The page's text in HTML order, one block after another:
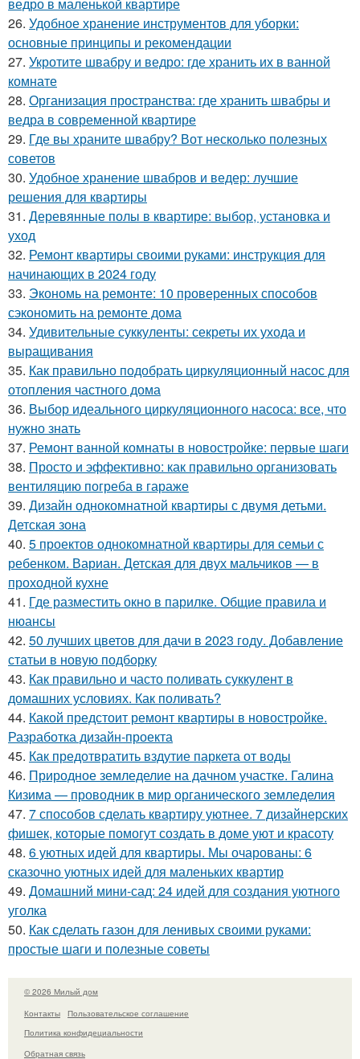
ведро в маленькой квартире
26. Удобное хранение инструментов для уборки:
основные принципы и рекомендации
27. Укротите швабру и ведро: где хранить их в ванной
комнате
28. Организация пространства: где хранить швабры и
ведра в современной квартире
29. Где вы храните швабру? Вот несколько полезных
советов
30. Удобное хранение швабров и ведер: лучшие
решения для квартиры
31. Деревянные полы в квартире: выбор, установка и
уход
32. Ремонт квартиры своими руками: инструкция для
начинающих в 2024 году
33. Экономь на ремонте: 10 проверенных способов
сэкономить на ремонте дома
34. Удивительные суккуленты: секреты их ухода и
выращивания
35. Как правильно подобрать циркуляционный насос для
отопления частного дома
36. Выбор идеального циркуляционного насоса: все, что
нужно знать
37. Ремонт ванной комнаты в новостройке: первые шаги
38. Просто и эффективно: как правильно организовать
вентиляцию погреба в гараже
39. Дизайн однокомнатной квартиры с двумя детьми.
Детская зона
40. 5 проектов однокомнатной квартиры для семьи с
ребенком. Вариан. Детская для двух мальчиков — в
проходной кухне
41. Где разместить окно в парилке. Общие правила и
нюансы
42. 50 лучших цветов для дачи в 2023 году. Добавление
статьи в новую подборку
43. Как правильно и часто поливать суккулент в
домашних условиях. Как поливать?
44. Какой предстоит ремонт квартиры в новостройке.
Разработка дизайн-проекта
45. Как предотвратить вздутие паркета от воды
46. Природное земледелие на дачном участке. Галина
Кизима — проводник в мир органического земледелия
47. 7 способов сделать квартиру уютнее. 7 дизайнерских
фишек, которые помогут создать в доме уют и красоту
48. 6 уютных идей для квартиры. Мы очарованы: 6
сказочно уютных идей для маленьких квартир
49. Домашний мини-сад: 24 идей для создания уютного
уголка
50. Как сделать газон для ленивых своими руками:
простые шаги и полезные советы
© 2026 Милый дом
Контакты
Пользовательское соглашение
Политика конфидециальности
Обратная связь